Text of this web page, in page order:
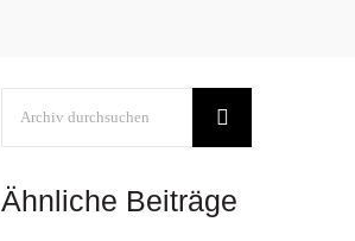
Ähnliche Beiträge